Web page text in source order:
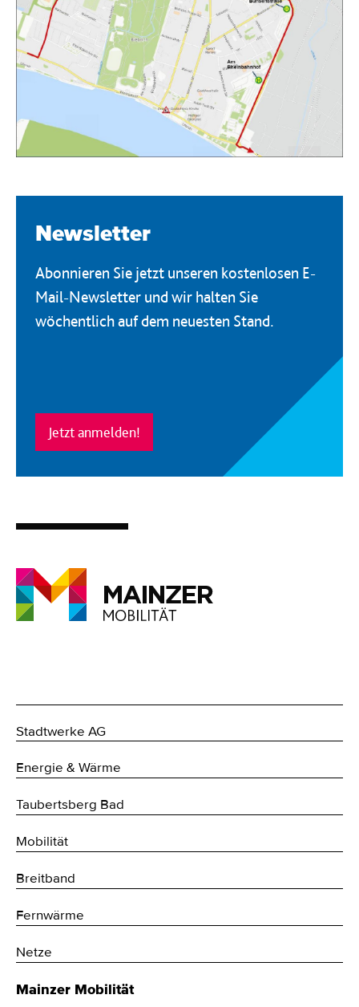
Newsletter
Abonnieren Sie jetzt unseren kostenlosen E-
Mail-Newsletter und wir halten Sie
wöchentlich auf dem neuesten Stand.
Jetzt anmelden!
Stadtwerke AG
Energie & Wärme
Taubertsberg Bad
Mobilität
Breitband
Fernwärme
Netze
Mainzer Mobilität